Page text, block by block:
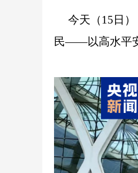
今天（15日
民——以高水平